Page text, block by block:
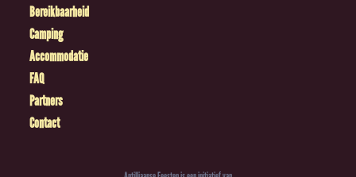
Bereikbaarheid
Camping
Accommodatie
FAQ
Partners
Contact